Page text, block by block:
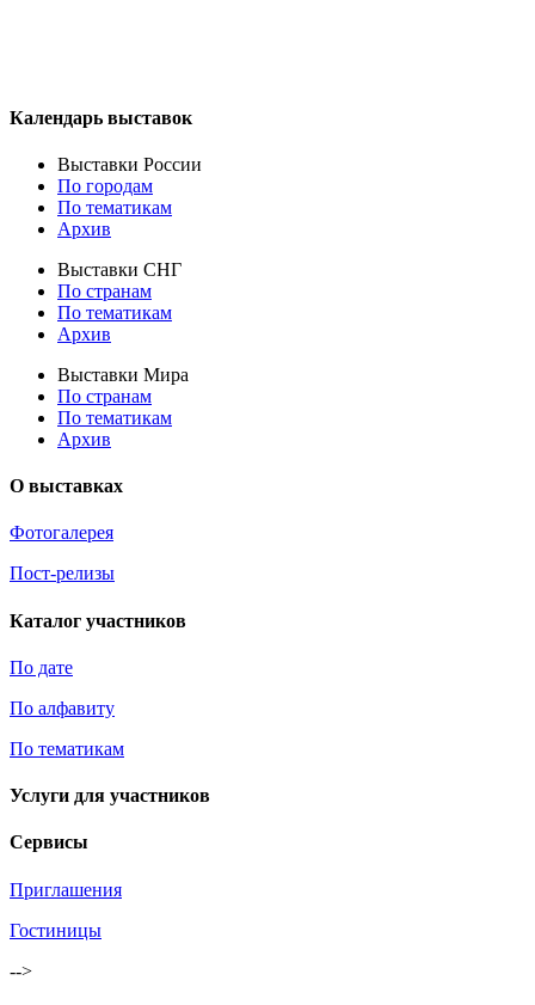
Календарь выставок
Выставки России
По городам
По тематикам
Архив
Выставки СНГ
По странам
По тематикам
Архив
Выставки Мира
По странам
По тематикам
Архив
О выставках
Фотогалерея
Пост-релизы
Каталог участников
По дате
По алфавиту
По тематикам
Услуги для участников
Сервисы
Приглашения
Гостиницы
-->